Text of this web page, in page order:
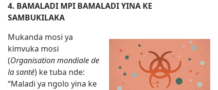
4. BAMALADI MPI BAMALADI YINA KE
SAMBUKILAKA
Mukanda mosi ya
kimvuka mosi
(Organisation mondiale de
la santé) ke tuba nde:
“Maladi ya ngolo yina ke